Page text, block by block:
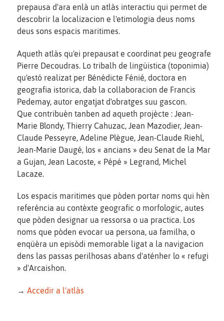
prepausa d'ara enlà un atlàs interactiu qui permet de
descobrir la localizacion e l'etimologia deus noms
deus sons espacis maritimes.
Aqueth atlàs qu'ei prepausat e coordinat peu geografe
Pierre Decoudras. Lo tribalh de lingüistica (toponimia)
qu'estó realizat per Bénédicte Fénié, doctora en
geografia istorica, dab la collaboracion de Francis
Pedemay, autor engatjat d'obratges suu gascon.
Que contribuèn tanben ad aqueth projècte : Jean-
Marie Blondy, Thierry Cahuzac, Jean Mazodier, Jean-
Claude Pesseyre, Adeline Plègue, Jean-Claude Riehl,
Jean-Marie Daugé, los « ancians » deu Senat de la Mar
a Gujan, Jean Lacoste, « Pépé » Legrand, Michel
Lacaze.
Los espacis maritimes que pòden portar noms qui hèn
referéncia au contèxte geografic o morfologic, autes
que pòden designar ua ressorsa o ua practica. Los
noms que pòden evocar ua persona, ua familha, o
enqüèra un episòdi memorable ligat a la navigacion
dens las passas perilhosas abans d'aténher lo « refugi
» d'Arcaishon.
→ Accedir a l'atlàs